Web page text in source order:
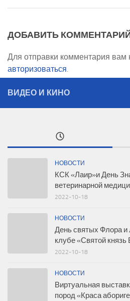
ДОБАВИТЬ
Для отправки комментария вам
авторизоваться.
ВИДЕО И КИНО
НОВОСТИ
КСК «Лаир»и День
ветеринарной
2022-10-18
НОВОСТИ
День святых Флора и
клубе «Святой
2022-10-18
НОВОСТИ
Виртуальная
пород «Краса